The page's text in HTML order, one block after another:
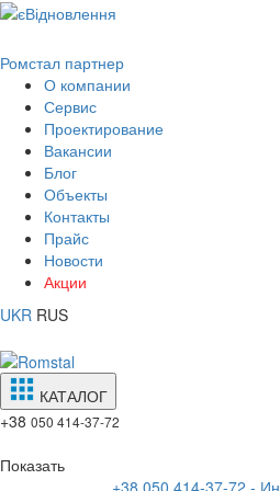
Ромстал партнер
О компании
Сервис
Проектирование
Вакансии
Блог
Объекты
Контакты
Прайс
Новости
Акции
UKR RUS
КАТАЛОГ
+38 050 414-37-72
Показать
+38 050 414-37-72 -